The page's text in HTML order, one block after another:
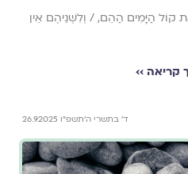
הַיָּמִים הַהֵם, / וְלִשְׁנֵיהֶם אֵין
››
ד׳ בתשרי ה׳תשפ״ו 26.9.2025